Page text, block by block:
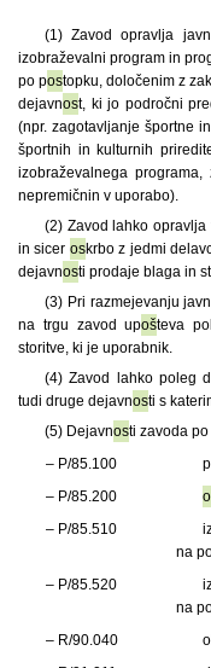
(1) Zavod opravlja
izobraževalni program in
po postopku, določenim z
dejavnost, ki jo področni
(npr. zagotavljanje športne
športnih in kulturnih
izobraževalnega
nepremičnin v uporabo).
(2) Zavod lahko opravlja
in sicer oskrbo z jedmi
dejavnosti prodaje blaga in
(3) Pri razmejevanju
na trgu zavod upošteva
storitve, ki je uporabnik.
(4) Zavod lahko poleg
tudi druge dejavnosti s
(5) Dejavnosti zavoda
– P/85.100
– P/85.200
– P/85.510
na
– P/85.520
na
– R/90.040